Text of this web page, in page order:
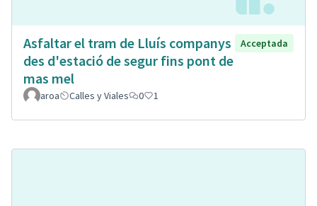
Asfaltar el tram de Lluís companys
des d'estació de segur fins pont de
mas mel
Acceptada
aroa Calles y Viales 0 1